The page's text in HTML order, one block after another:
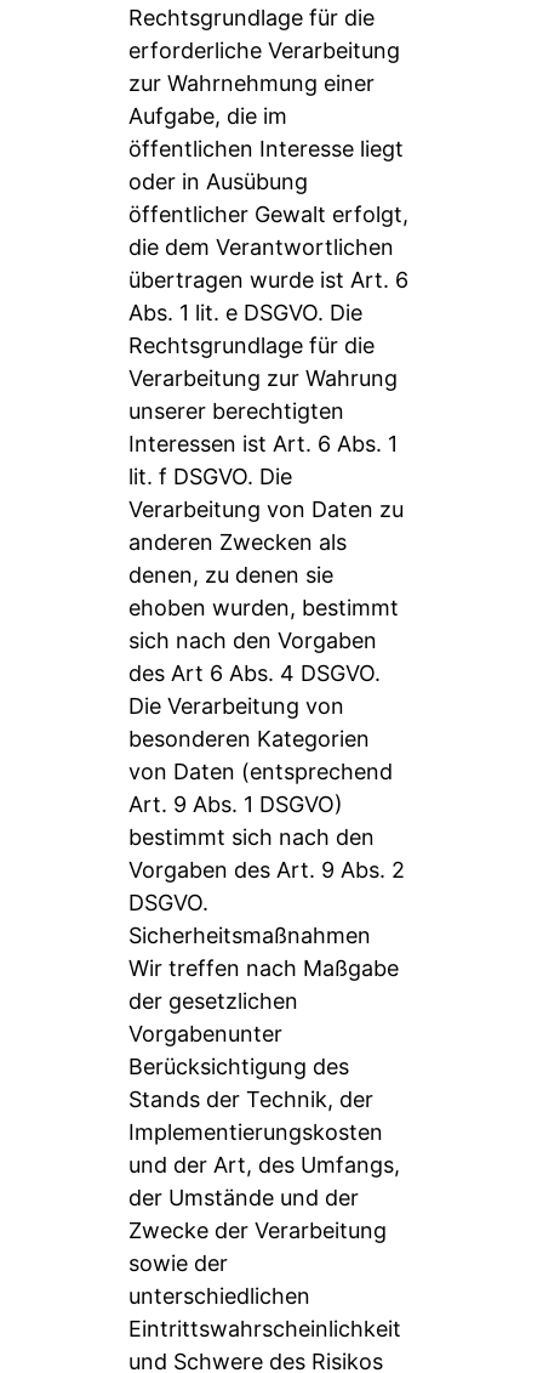
Rechtsgrundlage für die
erforderliche Verarbeitung
zur Wahrnehmung einer
Aufgabe, die im
öffentlichen Interesse liegt
oder in Ausübung
öffentlicher Gewalt erfolgt,
die dem Verantwortlichen
übertragen wurde ist Art. 6
Abs. 1 lit. e DSGVO. Die
Rechtsgrundlage für die
Verarbeitung zur Wahrung
unserer berechtigten
Interessen ist Art. 6 Abs. 1
lit. f DSGVO. Die
Verarbeitung von Daten zu
anderen Zwecken als
denen, zu denen sie
ehoben wurden, bestimmt
sich nach den Vorgaben
des Art 6 Abs. 4 DSGVO.
Die Verarbeitung von
besonderen Kategorien
von Daten (entsprechend
Art. 9 Abs. 1 DSGVO)
bestimmt sich nach den
Vorgaben des Art. 9 Abs. 2
DSGVO.
Sicherheitsmaßnahmen
Wir treffen nach Maßgabe
der gesetzlichen
Vorgabenunter
Berücksichtigung des
Stands der Technik, der
Implementierungskosten
und der Art, des Umfangs,
der Umstände und der
Zwecke der Verarbeitung
sowie der
unterschiedlichen
Eintrittswahrscheinlichkeit
und Schwere des Risikos